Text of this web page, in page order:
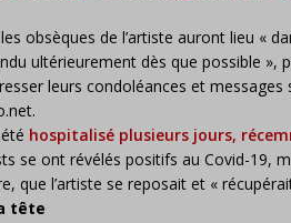
obsèques de l’artiste auront lieu «
ultérieurement dès que possible »,
leurs condoléances et messages
hospitalisé plusieurs jours,
se ont révélés positifs au Covid-19,
que l’artiste se reposait et «
tête